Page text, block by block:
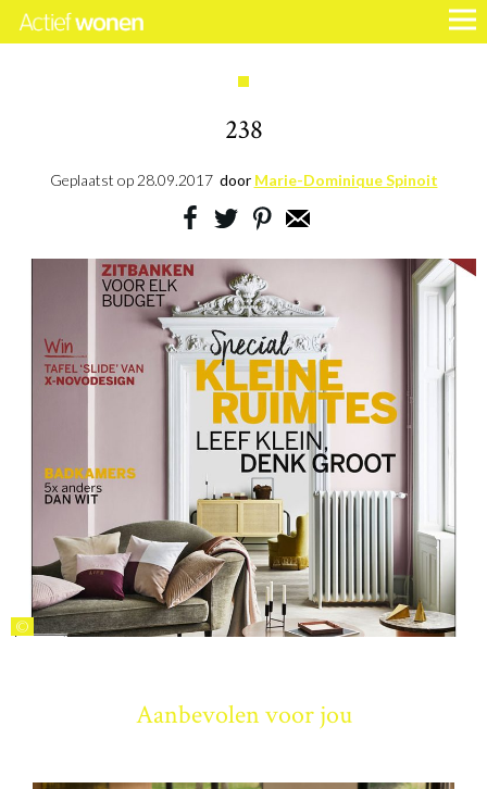
238
Geplaatst op 28.09.2017 door Marie-Dominique Spinoit
©
Aanbevolen voor jou